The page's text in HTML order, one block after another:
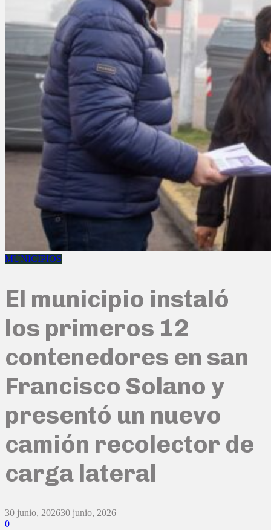
MUNICIPIOS
El municipio instaló
los primeros 12
contenedores en san
Francisco Solano y
presentó un nuevo
camión recolector de
carga lateral
30 junio, 202630 junio, 2026
0